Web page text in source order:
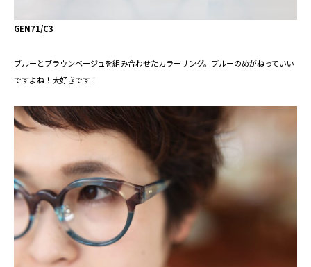
GEN71/C3
ブルーとブラウンベージュを組み合わせたカラーリング。ブルーのめがねっていい
ですよね！大好きです！